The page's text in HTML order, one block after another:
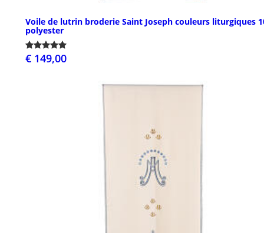
Voile de lutrin broderie Saint Joseph couleurs liturgiques
polyester
€ 149,00